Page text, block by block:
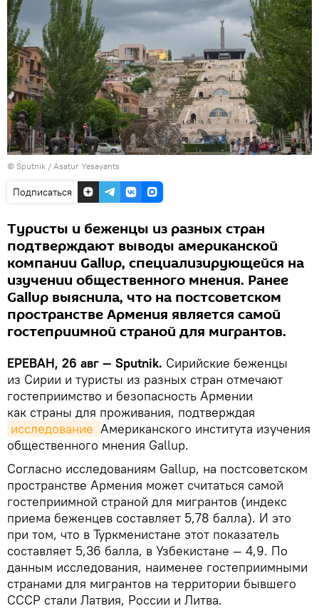
© Sputnik / Asatur Yesayants
Подписаться
Туристы и беженцы из разных стран
подтверждают выводы американской
компании Gallup, специализирующейся на
изучении общественного мнения. Ранее
Gallup выяснила, что на постсоветском
пространстве Армения является самой
гостеприимной страной для мигрантов.
ЕРЕВАН, 26 авг — Sputnik. Сирийские беженцы
из Сирии и туристы из разных стран отмечают
гостеприимство и безопасность Армении
как страны для проживания, подтверждая
исследование Американского института изучения
общественного мнения Gallup.
Согласно исследованиям Gallup, на постсоветском
пространстве Армения может считаться самой
гостеприимной страной для мигрантов (индекс
приема беженцев составляет 5,78 балла). И это
при том, что в Туркменистане этот показатель
составляет 5,36 балла, в Узбекистане — 4,9. По
данным исследования, наименее гостеприимными
странами для мигрантов на территории бывшего
СССР стали Латвия, России и Литва.